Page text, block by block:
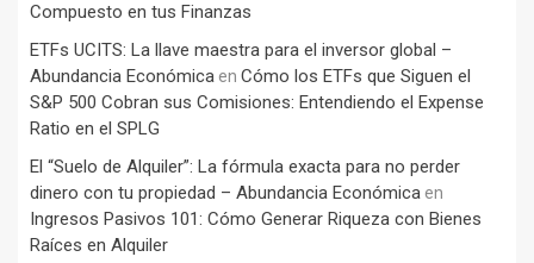
Compuesto en tus Finanzas
ETFs UCITS: La llave maestra para el inversor global –
Abundancia Económica en Cómo los ETFs que Siguen el
S&P 500 Cobran sus Comisiones: Entendiendo el Expense
Ratio en el SPLG
El “Suelo de Alquiler”: La fórmula exacta para no perder
dinero con tu propiedad – Abundancia Económica en
Ingresos Pasivos 101: Cómo Generar Riqueza con Bienes
Raíces en Alquiler